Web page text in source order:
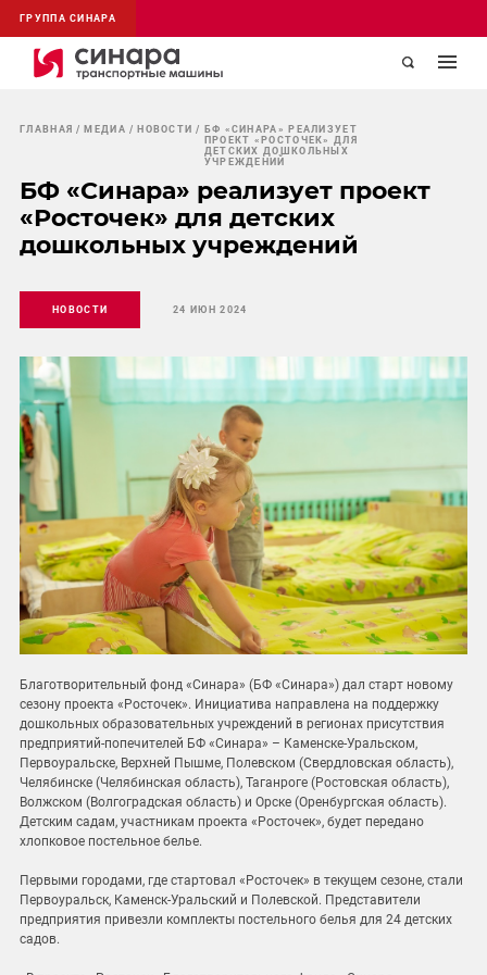
ГРУППА СИНАРА
ГЛАВНАЯ МЕДИА НОВОСТИ
БФ «СИНАРА» РЕАЛИЗУЕТ
ПРОЕКТ «РОСТОЧЕК» ДЛЯ
ДЕТСКИХ ДОШКОЛЬНЫХ
УЧРЕЖДЕНИЙ
БФ «Синара» реализует проект
«Росточек» для детских
дошкольных учреждений
НОВОСТИ 24 ИЮН 2024
Благотворительный фонд «Синара» (БФ «Синара») дал старт новому
сезону проекта «Росточек». Инициатива направлена на поддержку
дошкольных образовательных учреждений в регионах присутствия
предприятий-попечителей БФ «Синара» – Каменске-Уральском,
Первоуральске, Верхней Пышме, Полевском (Свердловская область),
Челябинске (Челябинская область), Таганроге (Ростовская область),
Волжском (Волгоградская область) и Орске (Оренбургская область).
Детским садам, участникам проекта «Росточек», будет передано
хлопковое постельное белье.
Первыми городами, где стартовал «Росточек» в текущем сезоне, стали
Первоуральск, Каменск-Уральский и Полевской. Представители
предприятия привезли комплекты постельного белья для 24 детских
садов.